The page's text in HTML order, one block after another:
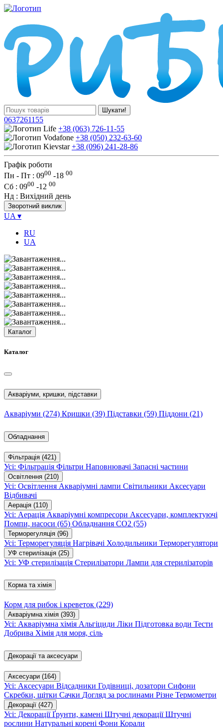
Шукати!
0637261155
+38 (063) 726-11-55
+38 (050) 232-63-60
+38 (096) 241-28-86
Графік роботи
Пн - Пт : 0900 -18 00
Сб : 0900 -12 00
Нд : Вихідний день
Зворотний виклик
UA ▾
RU
UA
Каталог
Каталог
Акваріуми, кришки, підставки
Акваріуми (274) Кришки (39) Підставки (59) Піддони (21)
Обладнання
Фільтрація (421)
Усі: Фільтрація Фільтри Наповнювачі Запасні частини
Освітлення (210)
Усі: Освітлення Акваріумні лампи Світильники Аксесуари
Відбивачі
Аерація (110)
Усі: Аерація Акваріумні компресори Аксесуари, комплектуючі
Помпи, насоси (65) Обладнання CO2 (55)
Терморегуляція (96)
Усі: Терморегуляція Нагрівачі Холодильники Терморегулятори
УФ стерилізація (25)
Усі: УФ стерилізація Стерилізатори Лампи для стерилізаторів
Корма та хімія
Корм для рибок і креветок (229)
Акваріумна хімія (393)
Усі: Акваріумна хімія Альгіциди Ліки Підготовка води Тести
Добрива Хімія для моря, сіль
Декорації та аксесуари
Аксесуари (164)
Усі: Аксесуари Відсадники Годівниці, дозатори Сифони
Скребки, щітки Сачки Догляд за рослинами Різне Термометри
Декорації (427)
Усі: ДекораціїҐрунти, камені Штучні декораціїШтучні
рослини Натуральні корені Фони Корали